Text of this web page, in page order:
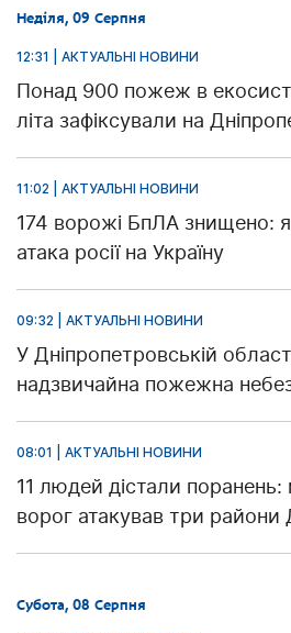
Неділя, 09 Серпня
12:31 | АКТУАЛЬНІ НОВИНИ
Понад 900 пожеж в
літа зафіксували на
11:02 | АКТУАЛЬНІ НОВИНИ
174 ворожі БпЛА знищено:
атака росії на Україну
09:32 | АКТУАЛЬНІ НОВИНИ
У Дніпропетровській
надзвичайна пожежна
08:01 | АКТУАЛЬНІ НОВИНИ
11 людей дістали
ворог атакував три
Субота, 08 Серпня